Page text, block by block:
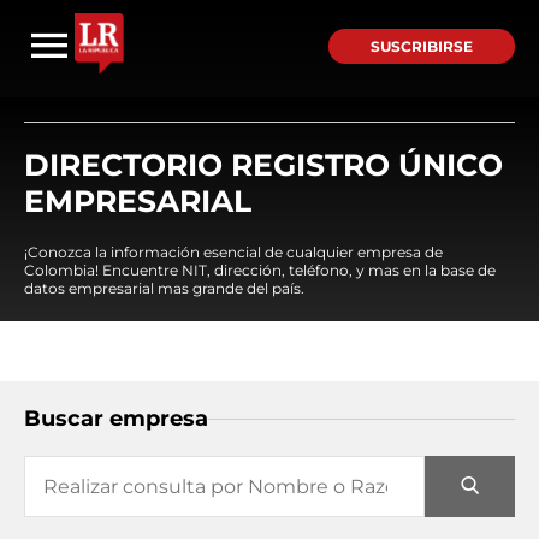
SUSCRIBIRSE
DIRECTORIO REGISTRO ÚNICO
EMPRESARIAL
¡Conozca la información esencial de cualquier empresa de
Colombia! Encuentre NIT, dirección, teléfono, y mas en la base de
datos empresarial mas grande del país.
Buscar empresa